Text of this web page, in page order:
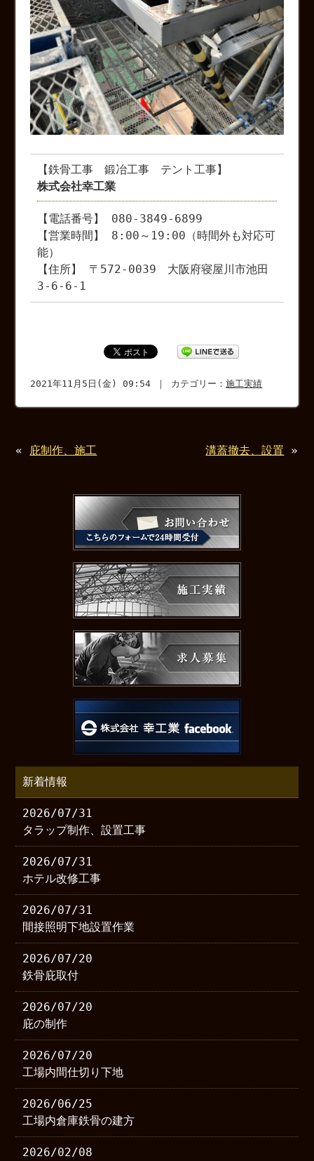
【鉄骨工事 鍛冶工事 テント工事】
株式会社幸工業
【電話番号】 080-3849-6899
【営業時間】 8:00～19:00（時間外も対応可
能）
【住所】 〒572-0039 大阪府寝屋川市池田
3-6-6-1
2021年11月5日(金) 09:54 ｜ カテゴリー：施工実績
« 庇制作、施工 溝蓋撤去、設置 »
新着情報
2026/07/31
タラップ制作、設置工事
2026/07/31
ホテル改修工事
2026/07/31
間接照明下地設置作業
2026/07/20
鉄骨庇取付
2026/07/20
庇の制作
2026/07/20
工場内間仕切り下地
2026/06/25
工場内倉庫鉄骨の建方
2026/02/08